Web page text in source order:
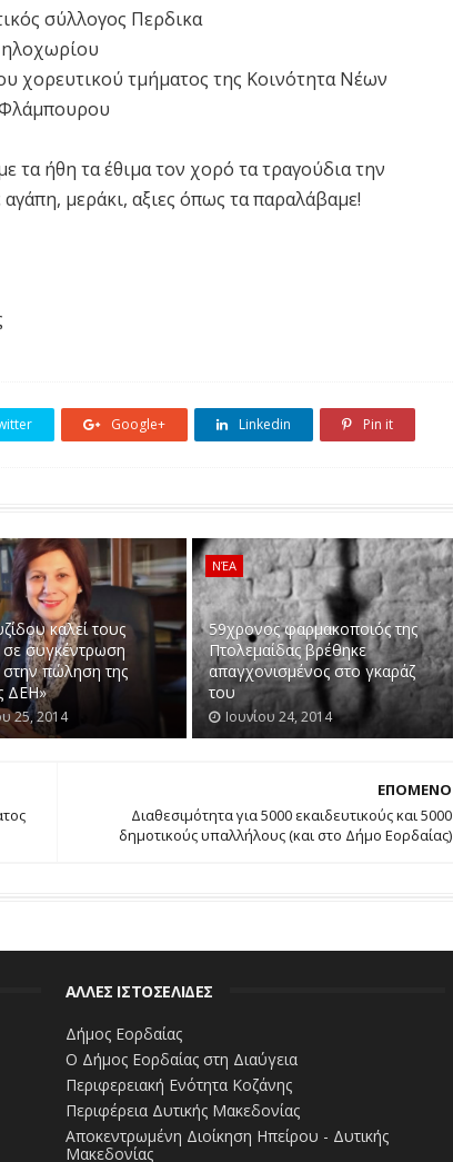
σύλλογος Περδικα
χορευτικού τμήματος της Κοινότητα Νέων
Φλάμπουρου
τα ήθη τα έθιμα τον χορό τα τραγούδια την
μεράκι, αξιες όπως τα παραλάβαμε!
Google+ Linkedin Pin it
καλεί τους
σε συγκέντρωση
στην πώληση της
ΔΕΗ»
25, 2014
ΝΈΑ
59χρονος φαρμακοποιός της
Πτολεμαίδας βρέθηκε
απαγχονισμένος στο γκαράζ
του
Ιουνίου 24, 2014
ΕΠΟΜΕΝΟ
Διαθεσιμότητα για 5000 εκαιδευτικούς και 5000
δημοτικούς υπαλλήλους (και στο Δήμο Εορδαίας)
ΑΛΛΕΣ ΙΣΤΟΣΕΛΙΔΕΣ
Δήμος Εορδαίας
Ο Δήμος Εορδαίας στη Διαύγεια
Περιφερειακή Ενότητα Κοζάνης
Περιφέρεια Δυτικής Μακεδονίας
Αποκεντρωμένη Διοίκηση Ηπείρου - Δυτικής
Μακεδονίας